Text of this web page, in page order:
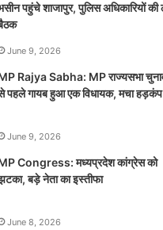
पहुंचे शाजापुर, पुलिस अधिकारियों की
June 9, 2026
Rajya Sabha: MP राज्यसभा
पहले गायब हुआ एक विधायक, मचा हड़कंप
June 9, 2026
Congress: मध्यप्रदेश कांग्रेस को
बड़े नेता का इस्तीफा
June 8, 2026